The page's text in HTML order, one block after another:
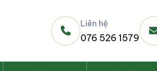
Liên hệ
076 526 1579